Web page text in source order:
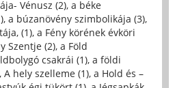
Vénusz (2), a béke
, a búzanövény szimbolikája (3),
(1), a Fény körének évköri
Szentje (2), a Föld
csakrái (1), a földi
A hely szelleme (1), a Hold és –